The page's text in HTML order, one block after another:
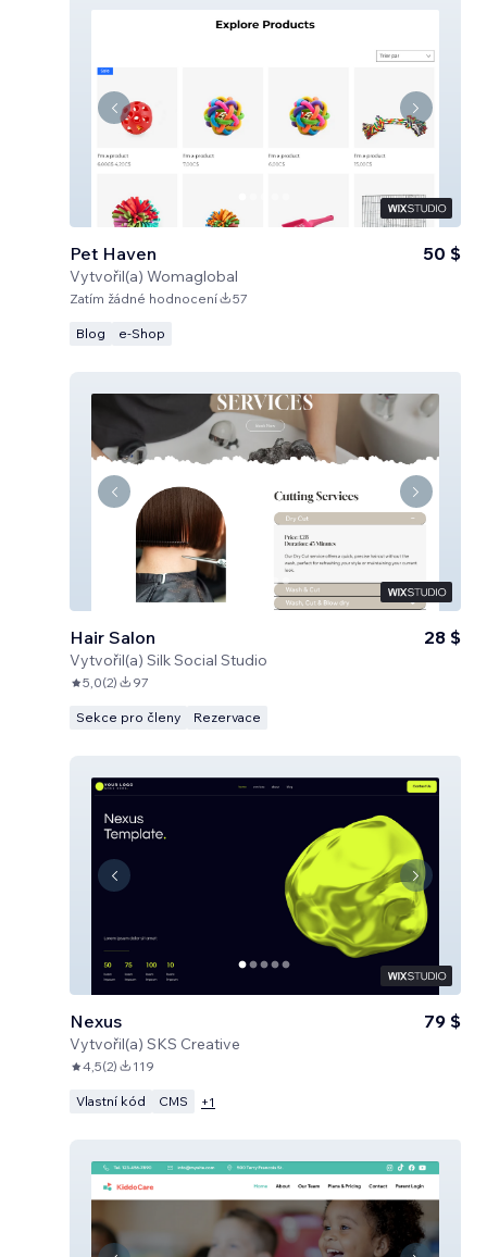
Pet Haven
Vytvořil(a) Womaglobal
50 $
Zatím žádné hodnocení 57
Blog e‑Shop
Hair Salon
Vytvořil(a) Silk Social Studio
28 $
5,0(2) 97
Sekce pro členy Rezervace
Nexus
Vytvořil(a) SKS Creative
79 $
4,5(2) 119
Vlastní kód CMS +1